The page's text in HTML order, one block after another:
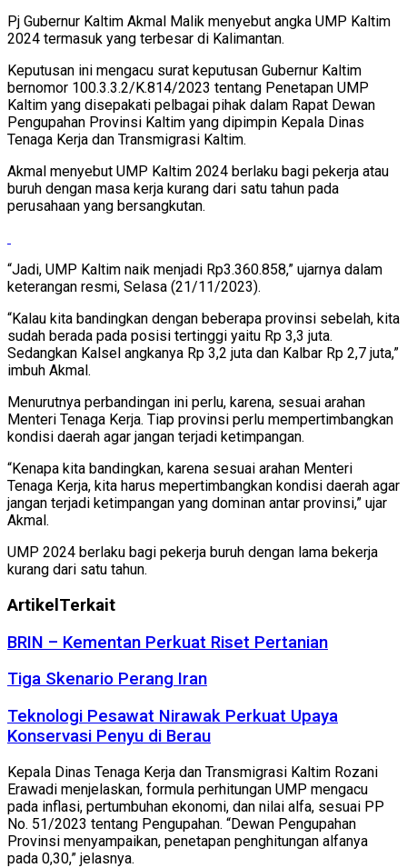
Pj Gubernur Kaltim Akmal Malik menyebut angka UMP Kaltim
2024 termasuk yang terbesar di Kalimantan.
Keputusan ini mengacu surat keputusan Gubernur Kaltim
bernomor 100.3.3.2/K.814/2023 tentang Penetapan UMP
Kaltim yang disepakati pelbagai pihak dalam Rapat Dewan
Pengupahan Provinsi Kaltim yang dipimpin Kepala Dinas
Tenaga Kerja dan Transmigrasi Kaltim.
Akmal menyebut UMP Kaltim 2024 berlaku bagi pekerja atau
buruh dengan masa kerja kurang dari satu tahun pada
perusahaan yang bersangkutan.
“Jadi, UMP Kaltim naik menjadi Rp3.360.858,” ujarnya dalam
keterangan resmi, Selasa (21/11/2023).
“Kalau kita bandingkan dengan beberapa provinsi sebelah, kita
sudah berada pada posisi tertinggi yaitu Rp 3,3 juta.
Sedangkan Kalsel angkanya Rp 3,2 juta dan Kalbar Rp 2,7 juta,”
imbuh Akmal.
Menurutnya perbandingan ini perlu, karena, sesuai arahan
Menteri Tenaga Kerja. Tiap provinsi perlu mempertimbangkan
kondisi daerah agar jangan terjadi ketimpangan.
“Kenapa kita bandingkan, karena sesuai arahan Menteri
Tenaga Kerja, kita harus mepertimbangkan kondisi daerah agar
jangan terjadi ketimpangan yang dominan antar provinsi,” ujar
Akmal.
UMP 2024 berlaku bagi pekerja buruh dengan lama bekerja
kurang dari satu tahun.
Artikel Terkait
BRIN – Kementan Perkuat Riset Pertanian
Tiga Skenario Perang Iran
Teknologi Pesawat Nirawak Perkuat Upaya
Konservasi Penyu di Berau
Kepala Dinas Tenaga Kerja dan Transmigrasi Kaltim Rozani
Erawadi menjelaskan, formula perhitungan UMP mengacu
pada inflasi, pertumbuhan ekonomi, dan nilai alfa, sesuai PP
No. 51/2023 tentang Pengupahan. “Dewan Pengupahan
Provinsi menyampaikan, penetapan penghitungan alfanya
pada 0,30,” jelasnya.